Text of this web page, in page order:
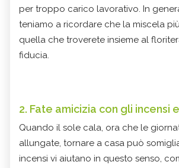
per troppo carico lavorativo. In
teniamo a ricordare che la miscela
quella che troverete insieme al
fiducia.
2. Fate amicizia con gli incensi
Quando il sole cala, ora che le
allungate, tornare a casa può
incensi vi aiutano in questo senso,